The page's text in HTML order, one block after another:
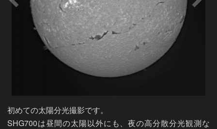
初めての太陽分光撮影です。
SHG700は昼間の太陽以外にも、夜の高分散分光観測な